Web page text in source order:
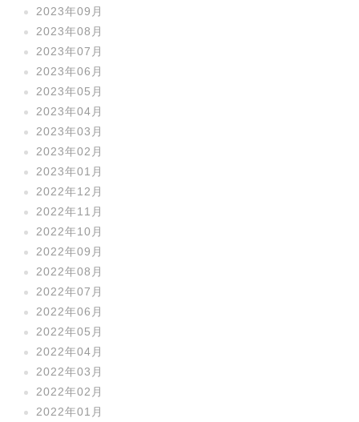
2023年09月
2023年08月
2023年07月
2023年06月
2023年05月
2023年04月
2023年03月
2023年02月
2023年01月
2022年12月
2022年11月
2022年10月
2022年09月
2022年08月
2022年07月
2022年06月
2022年05月
2022年04月
2022年03月
2022年02月
2022年01月